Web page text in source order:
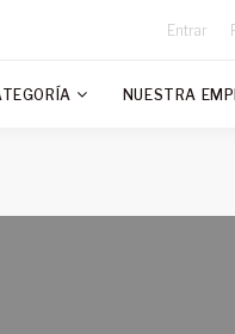
Entrar
NUESTRA